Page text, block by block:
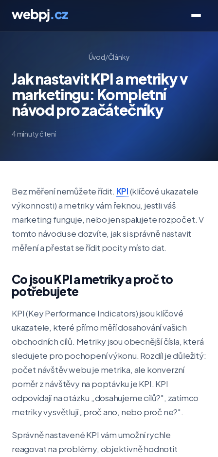
Úvod/Články
Jak nastavit KPI a metriky v
marketingu: Kompletní
návod pro začátečníky
4 minuty čtení
Bez měření nemůžete řídit. KPI(klíčové ukazatele
výkonnosti) a metriky vám řeknou, jestli váš
marketing funguje, nebo jen spalujete rozpočet. V
tomto návodu se dozvíte, jak si správně nastavit
měření a přestat se řídit pocity místo dat.
Co jsou KPI a metriky a proč to
potřebujete
KPI (Key Performance Indicators) jsou klíčové
ukazatele, které přímo měří dosahování vašich
obchodních cílů. Metriky jsou obecnější čísla, která
sledujete pro pochopení výkonu. Rozdíl je důležitý:
počet návštěv webu je metrika, ale konverzní
poměr z návštěvy na poptávku je KPI. KPI
odpovídají na otázku „dosahujeme cílů?", zatímco
metriky vysvětlují „proč ano, nebo proč ne?".
Správně nastavené KPI vám umožní rychle
reagovat na problémy, objektivně hodnotit